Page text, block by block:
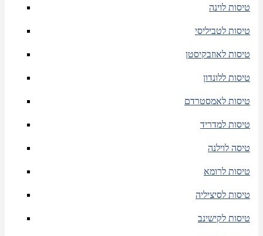
טיסות לוינה
טיסות לטביליסי
טיסות לאוזבקיסטן
טיסות ללונדון
טיסות לאמסטרדם
טיסות למדריד
טיסה לוילנה
טיסות לרומא
טיסות לסיציליה
טיסות לקישינב